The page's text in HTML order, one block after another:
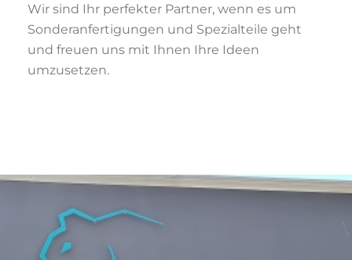
Wir sind Ihr perfekter Partner, wenn es um
Sonderanfertigungen und Spezialteile geht
und freuen uns mit Ihnen Ihre Ideen
umzusetzen.